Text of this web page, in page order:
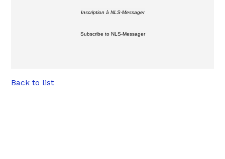
Inscription à NLS-Messager
Subscribe to NLS-Messager
Back to list